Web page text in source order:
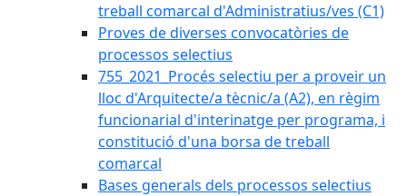
treball comarcal d'Administratius/ves (C1)
Proves de diverses convocatòries de
processos selectius
755_2021_Procés selectiu per a proveir un
lloc d'Arquitecte/a tècnic/a (A2), en règim
funcionarial d'interinatge per programa, i
constitució d'una borsa de treball
comarcal
Bases generals dels processos selectius